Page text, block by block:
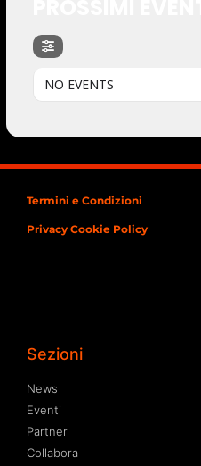
NO EVENTS
Termini e Condizioni
Privacy Cookie Policy
Sezioni
News
Eventi
Partner
Collabora